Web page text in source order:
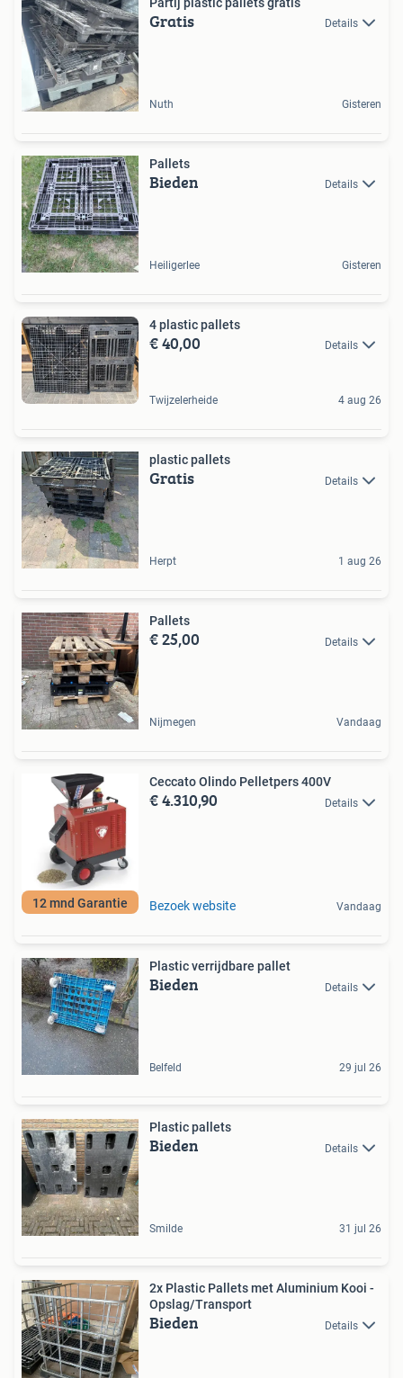
Gratis Details
Nuth Gisteren
Pallets
Bieden Details
Heiligerlee Gisteren
4 plastic pallets
€ 40,00 Details
Twijzelerheide 4 aug 26
plastic pallets
Gratis Details
Herpt 1 aug 26
Pallets
€ 25,00 Details
Nijmegen Vandaag
12 mnd Garantie
Ceccato Olindo Pelletpers 400V
€ 4.310,90 Details
Bezoek website Vandaag
Plastic verrijdbare pallet
Bieden Details
Belfeld 29 jul 26
Plastic pallets
Bieden Details
Smilde 31 jul 26
2x Plastic Pallets met Aluminium Kooi -
Opslag/Transport
Bieden Details